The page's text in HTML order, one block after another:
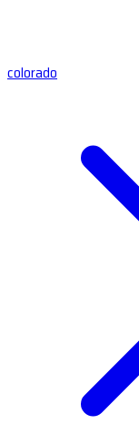
colorado